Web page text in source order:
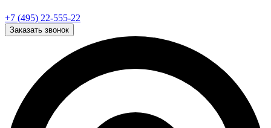
+7 (495) 22-555-22
Заказать звонок